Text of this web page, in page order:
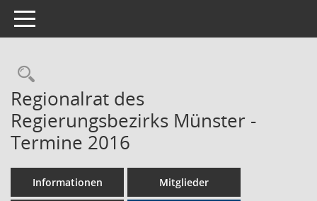
Toggle navigation
Rechercheauswahl
Regionalrat des
Regierungsbezirks Münster -
Termine 2016
Informationen Mitglieder